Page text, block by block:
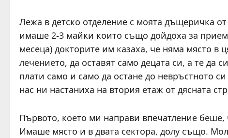
Лежа в детско отделение с моята дъщеричка
имаше 2-3 майки които също дойдоха за
месеца) докторите им казаха, че няма място в
лечението, да оставят само децата си, а те да
плати само и само да остане до невръстното
нас ни настаниха на втория етаж от дясната
Първото, което ми направи впечатление
Имаше място и в двата сектора, долу също.